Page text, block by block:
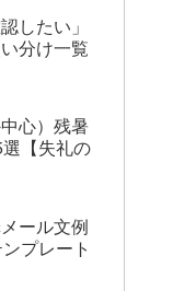
したい」
分け一覧
心）残暑
【失礼の
ール文例
プレート